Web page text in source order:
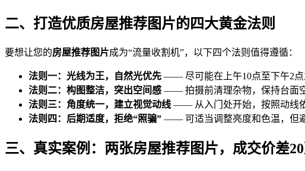
二、打造优质房屋推荐图片的四大黄金法则
要想让您的房屋推荐图片成为“流量收割机”，以下四个法则值得遵循：
法则一：光线为王，自然光优先 —— 尽可能在上午10点至下午2点
法则二：构图整洁，突出空间感 —— 拍摄前清理杂物，保持台面
法则三：角度统一，建立视觉动线 —— 从入门处开始，按照动线
法则四：后期适度，拒绝“照骗” —— 可适当调整亮度和色温，但
三、真实案例：两张房屋推荐图片，成交价差